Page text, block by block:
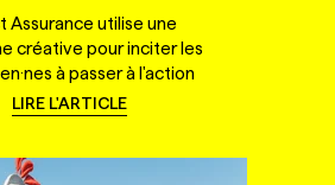
Assurance utilise une
créative pour inciter les
à passer à l'action
LIRE L'ARTICLE